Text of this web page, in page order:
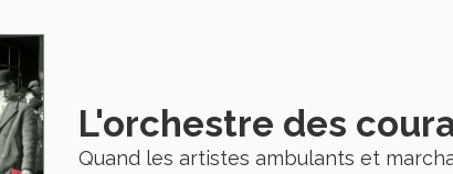
L'orchestre des
Quand les artistes ambulants et